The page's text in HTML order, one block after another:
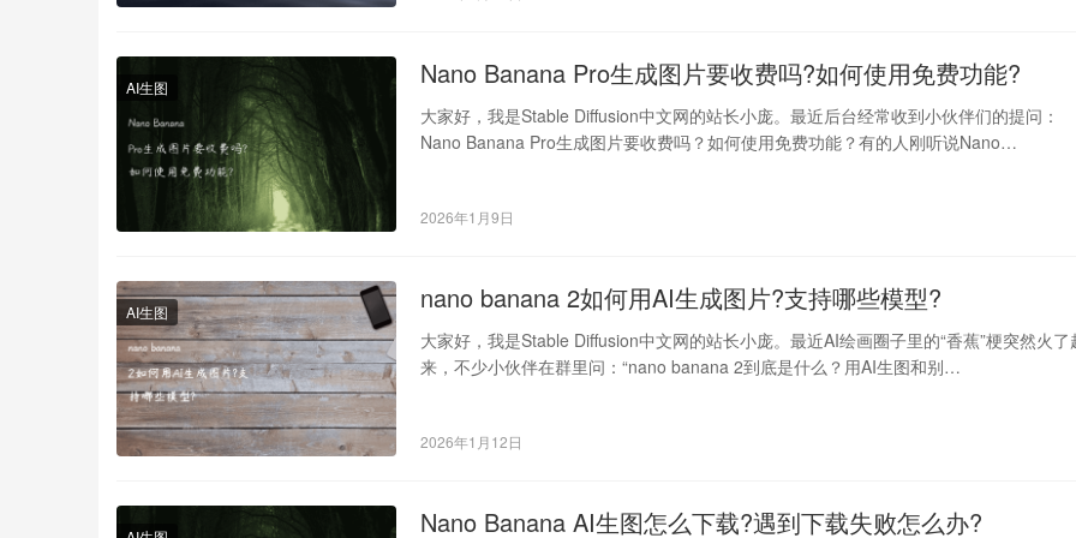
AI生图 Nano Banana Pro生成图片要收费吗?如何使用免费功能?
大家好，我是Stable Diffusion中文网的站长小庞。最近后台经常收到小伙伴们的提问：
Nano Banana Pro生成图片要收费吗？如何使用免费功能？有的人刚听说Nano…
2026年1月9日
AI生图 nano banana 2如何用AI生成图片?支持哪些模型?
大家好，我是Stable Diffusion中文网的站长小庞。最近AI绘画圈子里的“香蕉”梗突然火了
来，不少小伙伴在群里问：“nano banana 2到底是什么？用AI生图和别…
2026年1月12日
Nano Banana AI生图怎么下载?遇到下载失败怎么办?